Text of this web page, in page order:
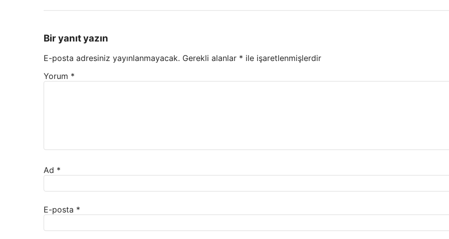
Bir yanıt yazın
E-posta adresiniz yayınlanmayacak. Gerekli alanlar * ile işaretlenmişlerdir
Yorum *
Ad *
E-posta *